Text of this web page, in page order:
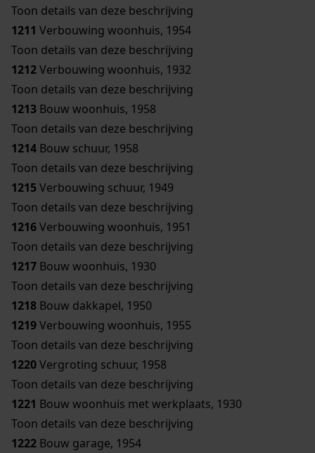
Toon details van deze beschrijving
1211 Verbouwing woonhuis, 1954
Toon details van deze beschrijving
1212Verbouwing woonhuis, 1932
Toon details van deze beschrijving
1213 Bouw woonhuis, 1958
Toon details van deze beschrijving
1214 Bouw schuur, 1958
Toon details van deze beschrijving
1215Verbouwing schuur, 1949
Toon details van deze beschrijving
1216Verbouwing woonhuis, 1951
Toon details van deze beschrijving
1217 Bouw woonhuis, 1930
Toon details van deze beschrijving
1218 Bouw dakkapel, 1950
1219Verbouwing woonhuis, 1955
Toon details van deze beschrijving
1220Vergroting schuur, 1958
Toon details van deze beschrijving
1221 Bouw woonhuis met werkplaats, 1930
Toon details van deze beschrijving
1222 Bouw garage, 1954